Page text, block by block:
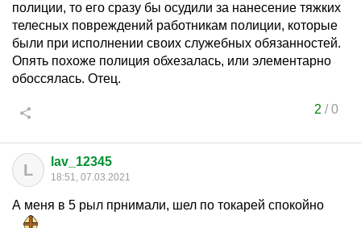
полиции, то его сразу бы осудили за нанесение тяжких
телесных повреждений работникам полиции, которые
были при исполнении своих служебных обязанностей.
Опять похоже полиция обхезалась, или элементарно
обоссялась. Отец.
2 /0
L lav_12345
18:51, 07.03.2021
А меня в 5 рыл прнимали, шел по токарей спокойно